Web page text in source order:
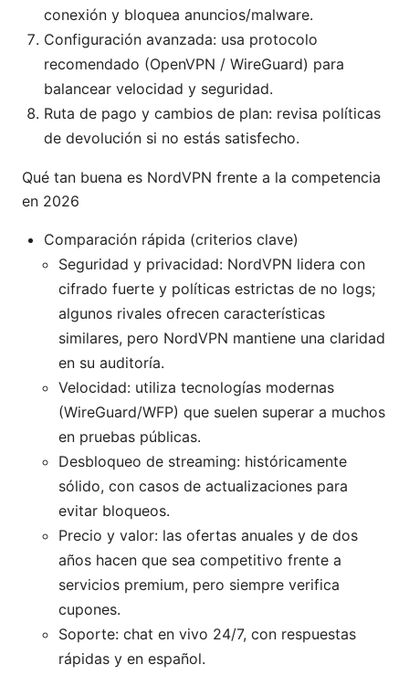
conexión y bloquea anuncios/malware.
Configuración avanzada: usa protocolo
recomendado (OpenVPN / WireGuard) para
balancear velocidad y seguridad.
Ruta de pago y cambios de plan: revisa políticas
de devolución si no estás satisfecho.
Qué tan buena es NordVPN frente a la competencia
en 2026
Comparación rápida (criterios clave)
Seguridad y privacidad: NordVPN lidera con
cifrado fuerte y políticas estrictas de no logs;
algunos rivales ofrecen características
similares, pero NordVPN mantiene una claridad
en su auditoría.
Velocidad: utiliza tecnologías modernas
(WireGuard/WFP) que suelen superar a muchos
en pruebas públicas.
Desbloqueo de streaming: históricamente
sólido, con casos de actualizaciones para
evitar bloqueos.
Precio y valor: las ofertas anuales y de dos
años hacen que sea competitivo frente a
servicios premium, pero siempre verifica
cupones.
Soporte: chat en vivo 24/7, con respuestas
rápidas y en español.